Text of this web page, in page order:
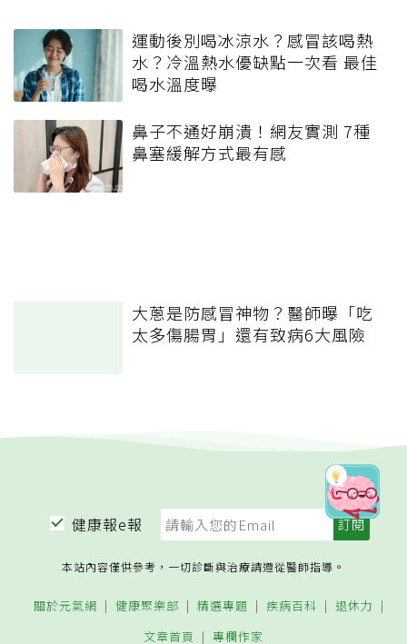
運動後別喝冰涼水？感冒該喝熱
水？冷溫熱水優缺點一次看 最佳
喝水溫度曝
鼻子不通好崩潰！網友實測 7種
鼻塞緩解方式最有感
大蔥是防感冒神物？醫師曝「吃
太多傷腸胃」還有致病6大風險
健康報e報
本站內容僅供參考，一切診斷與治療請遵從醫師指導。
關於元氣網 健康聚樂部 精選專題 疾病百科
退休力
文章首頁
專欄作家